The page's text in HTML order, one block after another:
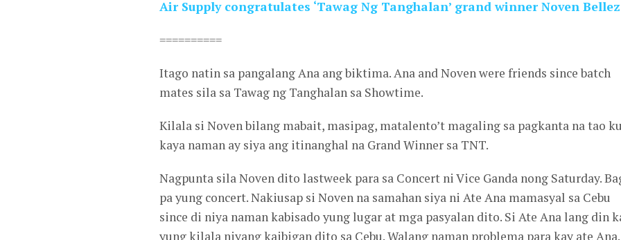
Air Supply congratulates ‘Tawag Ng Tanghalan’ grand winner Noven
==========
Itago natin sa pangalang Ana ang biktima. Ana and Noven were friends since batch
mates sila sa Tawag ng Tanghalan sa Showtime.
Kilala si Noven bilang mabait, masipag, matalento’t magaling sa pagkanta na tao
kaya naman ay siya ang itinanghal na Grand Winner sa TNT.
Nagpunta sila Noven dito lastweek para sa Concert ni Vice Ganda nong Saturday.
pa yung concert. Nakiusap si Noven na samahan siya ni Ate Ana mamasyal sa Cebu
since di niya naman kabisado yung lugar at mga pasyalan dito. Si Ate Ana lang din
yung kilala niyang kaibigan dito sa Cebu. Walang naman problema para kay ate Ana.